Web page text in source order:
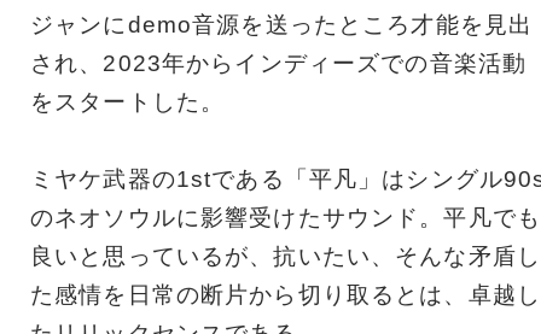
ジャンにdemo音源を送ったところ才能を見出
され、2023年からインディーズでの音楽活動
をスタートした。
ミヤケ武器の1stである「平凡」はシングル
のネオソウルに影響受けたサウンド。平凡でも
良いと思っているが、抗いたい、そんな矛盾し
た感情を日常の断片から切り取るとは、卓越し